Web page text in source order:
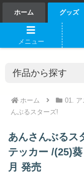
ホーム グッズ
ホーム 01. ア
んぶるスターズ!
あんさんぶるス
テッカー /(25)
月 発売
メニュー